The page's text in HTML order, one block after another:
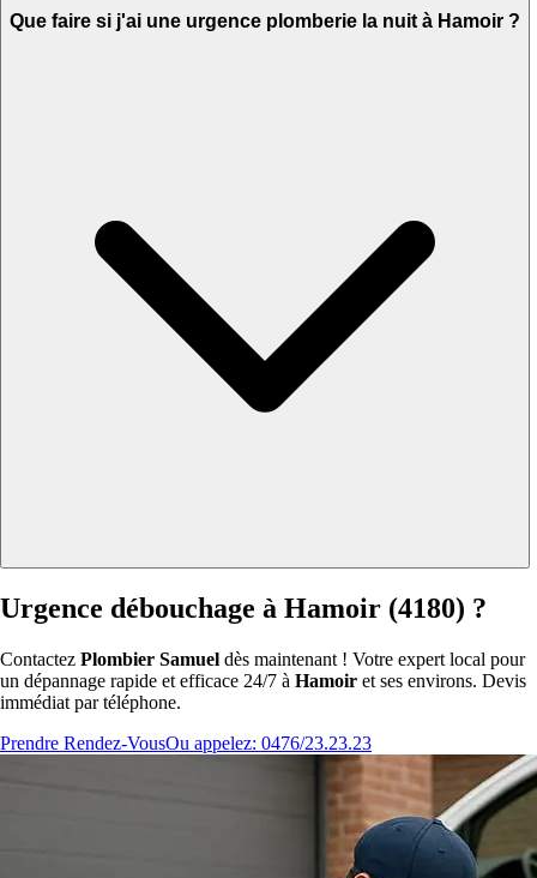
Que faire si j'ai une urgence plomberie la nuit à Hamoir ?
Urgence débouchage à Hamoir (4180) ?
Contactez Plombier Samuel dès maintenant ! Votre expert local pour
un dépannage rapide et efficace 24/7 à Hamoir et ses environs. Devis
immédiat par téléphone.
Prendre Rendez-VousOu appelez: 0476/23.23.23